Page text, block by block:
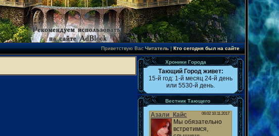
Приветствую Вас Читатель|Кто сегодня был на сайте
Хроники Города
Тающий Город живет:
15-й год: 1-й месяц 24-й день
или 5530-й день.
Вестник Тающего